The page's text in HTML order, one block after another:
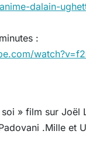
dalain-
:
» film sur Joël
.Mille et